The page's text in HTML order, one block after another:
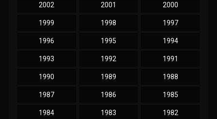
2002 2001 2000
1999 1998 1997
1996 1995 1994
1993 1992 1991
1990 1989 1988
1987 1986 1985
1984 1983 1982